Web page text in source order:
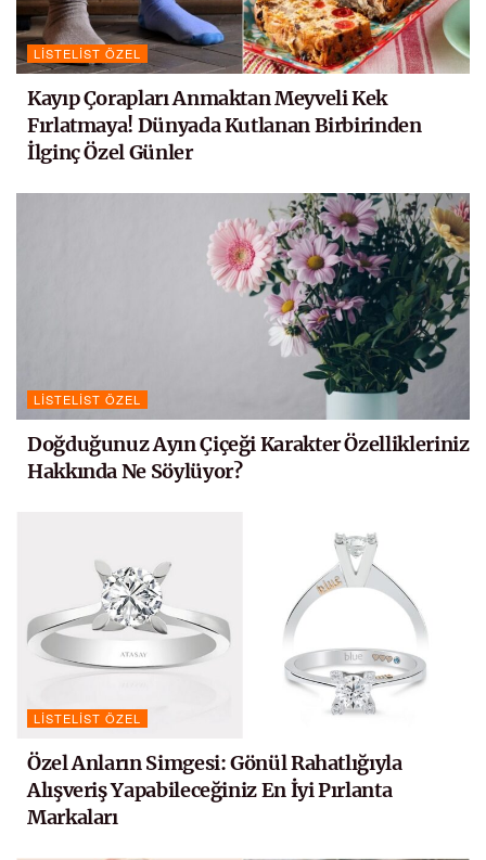
LISTELIST ÖZEL
Kayıp Çorapları Anmaktan Meyveli Kek
Fırlatmaya! Dünyada Kutlanan Birbirinden
İlginç Özel Günler
LISTELIST ÖZEL
Doğduğunuz Ayın Çiçeği Karakter Özellikleriniz
Hakkında Ne Söylüyor?
LISTELIST ÖZEL
Özel Anların Simgesi: Gönül Rahatlığıyla
Alışveriş Yapabileceğiniz En İyi Pırlanta
Markaları